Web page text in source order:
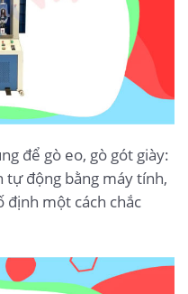
để gò eo, gò gót giày:
động bằng máy tính,
định một cách chắc